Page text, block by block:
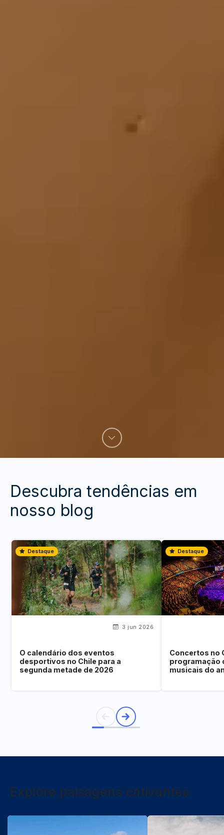
Descubra tendências em
nosso blog
Destaque
3 jun 2026
O calendário dos eventos
desportivos no Chile para a
segunda metade de 2026
Destaque
Concertos no
programação
musicais do
Explore paisagens cativantes